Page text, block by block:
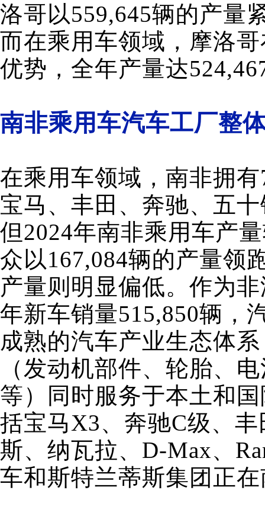
洛哥以559,645辆的产量
而在乘用车领域，摩洛
优势，全年产量达
南非乘用车汽车工厂整
在乘用车领域，南非拥
宝马、丰田、奔驰、五
但2024年南非乘用车产
众以167,084辆的产量领
产量则明显偏低。作为
年新车销量515,850辆，
成熟的汽车产业生态体
（发动机部件、轮胎、
等）同时服务于本土和
括宝马X3、奔驰C级、
斯、纳瓦拉、D-Max、
车和斯特兰蒂斯集团正